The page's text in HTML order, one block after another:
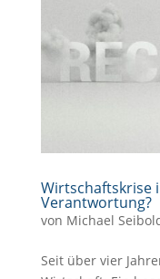
Wirtschaftskrise
Verantwortung?
von Michael
Seit über vier